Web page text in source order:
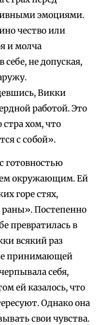
эмоциями.
чество или
и молча
себе, не допуская,
Викки
работой. Это
стра хом, что
с собой».
готовностью
окружающим. Ей
горе стях,
Постепенно
превратилась в
всякий раз
принимающей
себя,
ей казалось, что
Однако она
свои чувства.